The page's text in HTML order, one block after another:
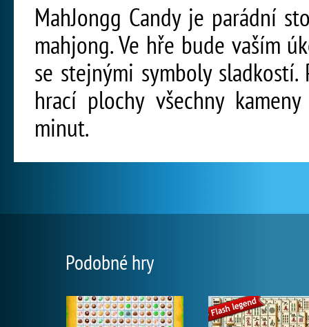
MahJongg Candy je parádní
mahjong. Ve hře bude vaším
se stejnými symboly
hrací plochy všechny
minut.
Podobné hry